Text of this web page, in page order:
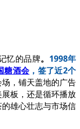
忆的品牌。 1998年
糖酒会，签了近2个
，铺天盖地的广告
板，还是循环播放
雄心壮志与市场信